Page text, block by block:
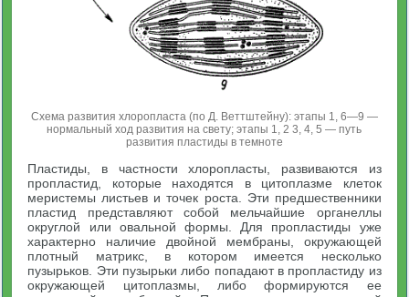
Схема развития хлоропласта (по Д. Веттштейну): этапы 1, 6—9 —
нормальный ход развития на свету; этапы 1, 2 3, 4, 5 — путь
развития пластиды в темноте
Пластиды, в частности хлоропласты, развиваются из
пропластид, которые находятся в цитоплазме клеток
меристемы листьев и точек роста. Эти предшественники
пластид представляют собой мельчайшие органеллы
округлой или овальной формы. Для пропластиды уже
характерно наличие двойной мембраны, окружающей
плотный матрикс, в котором имеется несколько
пузырьков. Эти пузырьки либо попадают в пропластиду из
окружающей цитоплазмы, либо формируются ее